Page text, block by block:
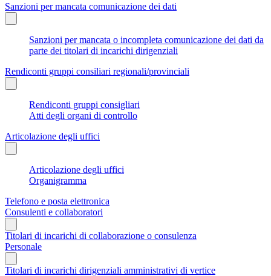
Sanzioni per mancata comunicazione dei dati
Sanzioni per mancata o incompleta comunicazione dei dati da
parte dei titolari di incarichi dirigenziali
Rendiconti gruppi consiliari regionali/provinciali
Rendiconti gruppi consigliari
Atti degli organi di controllo
Articolazione degli uffici
Articolazione degli uffici
Organigramma
Telefono e posta elettronica
Consulenti e collaboratori
Titolari di incarichi di collaborazione o consulenza
Personale
Titolari di incarichi dirigenziali amministrativi di vertice